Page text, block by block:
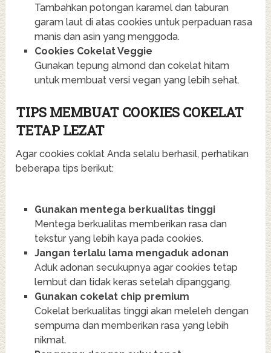
Tambahkan potongan karamel dan taburan
garam laut di atas cookies untuk perpaduan rasa
manis dan asin yang menggoda.
Cookies Cokelat Veggie
Gunakan tepung almond dan cokelat hitam
untuk membuat versi vegan yang lebih sehat.
TIPS MEMBUAT COOKIES COKELAT
TETAP LEZAT
Agar cookies coklat Anda selalu berhasil, perhatikan
beberapa tips berikut:
Gunakan mentega berkualitas tinggi
Mentega berkualitas memberikan rasa dan
tekstur yang lebih kaya pada cookies.
Jangan terlalu lama mengaduk adonan
Aduk adonan secukupnya agar cookies tetap
lembut dan tidak keras setelah dipanggang.
Gunakan cokelat chip premium
Cokelat berkualitas tinggi akan meleleh dengan
sempurna dan memberikan rasa yang lebih
nikmat.